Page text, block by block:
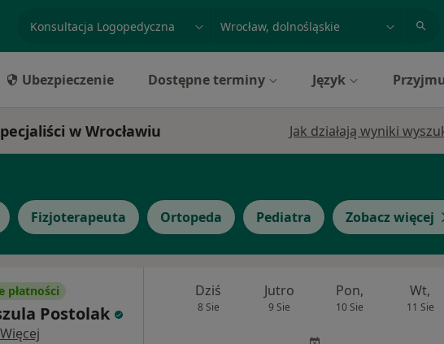
miasto lub dzielnica
Ubezpieczenie Dostępne terminy Język
w Wrocławiu Jak działają wyniki
Fizjoterapeuta Ortopeda Pediatra Zobacz więcej
płatności
Postolak
Więcej
Dziś
8 Sie
Jutro
9 Sie
Pon,
10 Sie
Wt,
11 Sie